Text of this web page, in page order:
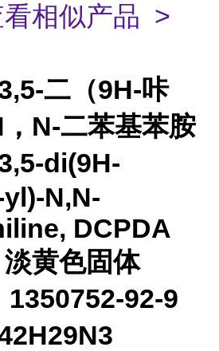
看相似产品 >
二（9H-咔
N-二苯基苯胺
di(9H-
N,N-
DCPDA
淡黄色固体
1350752-92-9